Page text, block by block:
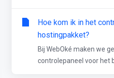
Hoe kom ik in het
hostingpakket?
Bij WebOké maken we
controlepaneel voor het